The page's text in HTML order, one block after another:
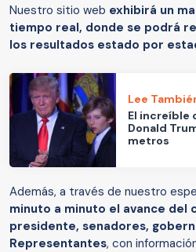
Nuestro sitio web exhibirá un
tiempo real, donde se podrá
los resultados estado por
Lee
El increíble
Donald
metros
Además, a través de nuestro
minuto a minuto el avance del
presidente, senadores,
Representantes, con